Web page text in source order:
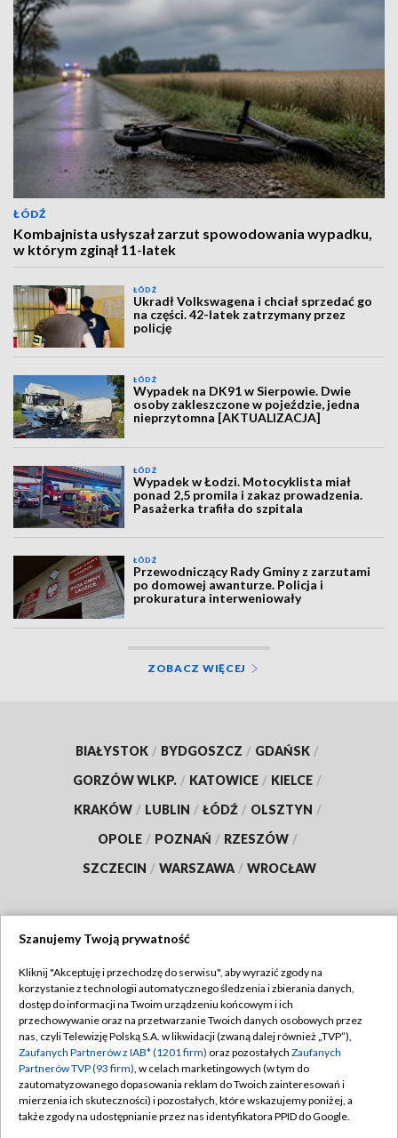
ŁÓDŹ
Kombajnista usłyszał zarzut spowodowania wypadku,
w którym zginął 11-latek
ŁÓDŹ
Ukradł Volkswagena i chciał sprzedać go
na części. 42-latek zatrzymany przez
policję
ŁÓDŹ
Wypadek na DK91 w Sierpowie. Dwie
osoby zakleszczone w pojeździe, jedna
nieprzytomna [AKTUALIZACJA]
ŁÓDŹ
Wypadek w Łodzi. Motocyklista miał
ponad 2,5 promila i zakaz prowadzenia.
Pasażerka trafiła do szpitala
ŁÓDŹ
Przewodniczący Rady Gminy z zarzutami
po domowej awanturze. Policja i
prokuratura interweniowały
ZOBACZ WIĘCEJ
BIAŁYSTOK / BYDGOSZCZ / GDAŃSK /
GORZÓW WLKP. / KATOWICE / KIELCE /
KRAKÓW / LUBLIN / ŁÓDŹ / OLSZTYN /
OPOLE / POZNAŃ / RZESZÓW /
SZCZECIN / WARSZAWA / WROCŁAW
TVP
Abonament TVP
Emisja w TVP
Centrum informacji TVP
Naziemna Telewizja Cyfrowa
Regulamin TVP
Polityka prywatności
Moje zgody
Pomoc
Szanujemy Twoją prywatność
Kliknij "Akceptuję i przechodzę do serwisu", aby wyrazić zgody na
korzystanie z technologii automatycznego śledzenia i zbierania danych,
dostęp do informacji na Twoim urządzeniu końcowym i ich
przechowywanie oraz na przetwarzanie Twoich danych osobowych przez
nas, czyli Telewizję Polską S.A. w likwidacji (zwaną dalej również „TVP”),
Zaufanych Partnerów z IAB* (1201 firm) oraz pozostałych Zaufanych
Partnerów TVP (93 firm), w celach marketingowych (w tym do
zautomatyzowanego dopasowania reklam do Twoich zainteresowań i
mierzenia ich skuteczności) i pozostałych, które wskazujemy poniżej, a
także zgody na udostępnianie przez nas identyfikatora PPID do Google.